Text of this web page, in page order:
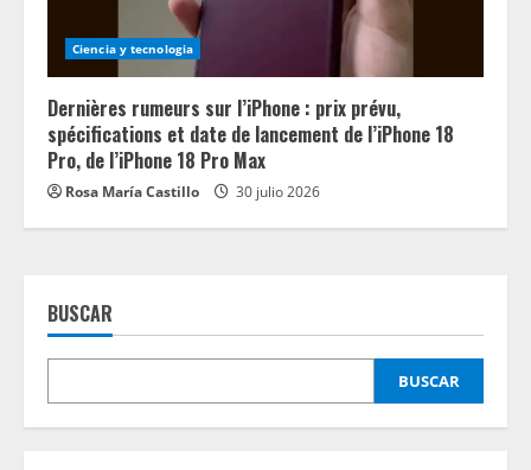
Ciencia y tecnologia
Dernières rumeurs sur l’iPhone : prix prévu,
spécifications et date de lancement de l’iPhone 18
Pro, de l’iPhone 18 Pro Max
Rosa María Castillo 30 julio 2026
BUSCAR
BUSCAR